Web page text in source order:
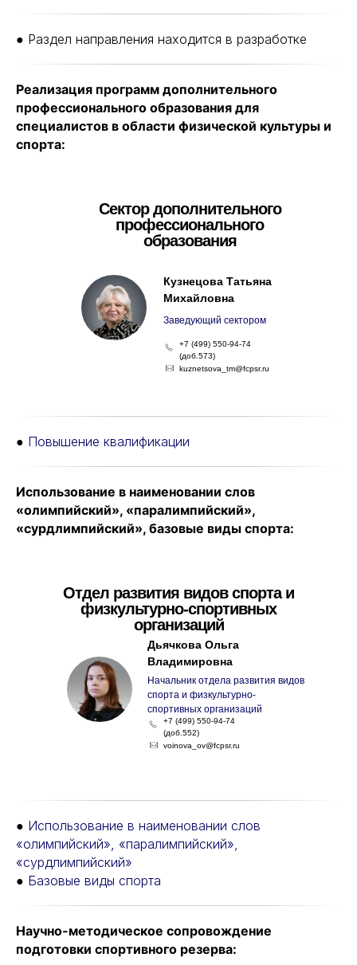
● Раздел направления находится в разработке
Реализация программ дополнительного
профессионального образования для
специалистов в области физической культуры и
спорта:
Сектор дополнительного
профессионального
образования
Заведующий сектором
Кузнецова Татьяна
Михайловна
kuznetsova_tm@fcpsr.ru
+7 (499) 550-94-74
(доб.573)
● Повышение квалификации
Использование в наименовании слов
«олимпийский», «паралимпийский»,
«сурдлимпийский», базовые виды спорта:
Начальник отдела развития видов
спорта и физкультурно-
спортивных организаций
Дьячкова Ольга
Владимировна
voinova_ov@fcpsr.ru
+7 (499) 550-94-74
(доб.552)
Отдел развития видов спорта и
физкультурно-спортивных
организаций
● Использование в наименовании слов
«олимпийский», «паралимпийский»,
«сурдлимпийский»
● Базовые виды спорта
Научно-методическое сопровождение
подготовки спортивного резерва:
Федеральный центр подготовки
спортивного резерва
Министерства спорта России
©Все права защищены
Политика конфиденциальности
ПОВЫШЕНИЕ
КВАЛИФИКАЦИИ
ПРЕСС-ЦЕНТР
О НАС